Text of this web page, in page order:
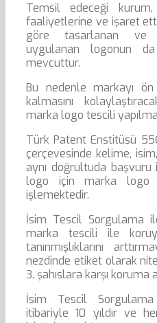
Temsil edeceği
faaliyetlerine ve işaret
göre tasarlanan ve
uygulanan logonun
mevcuttur.
Bu nedenle markayı ön
kalmasını
marka logo tescili
Türk Patent Enstitüsü
çerçevesinde kelime,
aynı doğrultuda
logo için marka logo
işlemektedir.
İsim Tescil Sorgulama
marka tescili ile
tanınmışlıklarını
nezdinde etiket olarak
3. şahıslara karşı koruma
İsim Tescil
itibariyle 10 yıldır ve